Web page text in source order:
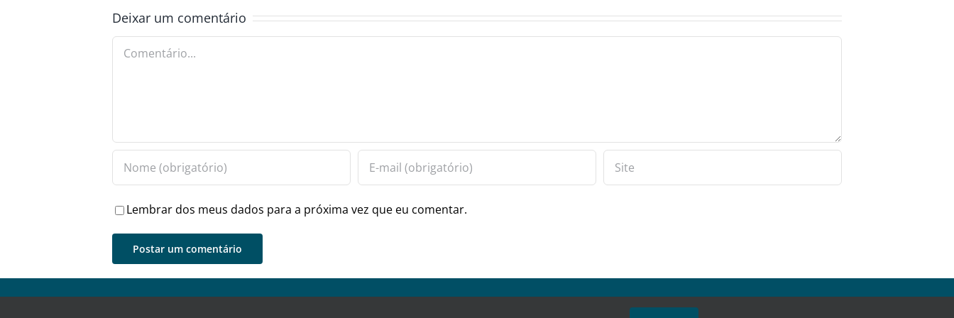
Deixar um comentário
Comentário
Lembrar dos meus dados para a próxima vez que eu comentar.